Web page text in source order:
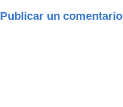
Publicar un comentario